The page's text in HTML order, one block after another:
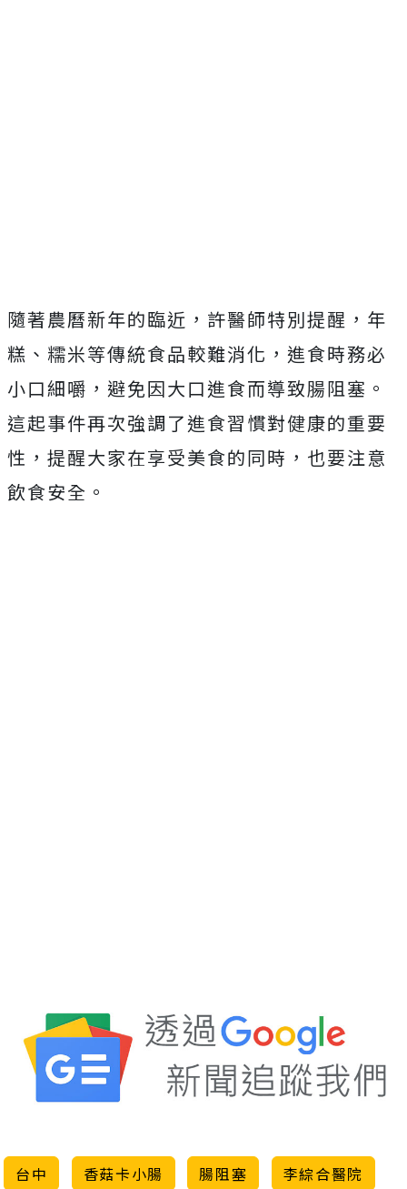
隨著農曆新年的臨近，許醫師特別提醒，年
糕、糯米等傳統食品較難消化，進食時務必
小口細嚼，避免因大口進食而導致腸阻塞。
這起事件再次強調了進食習慣對健康的重要
性，提醒大家在享受美食的同時，也要注意
飲食安全。
台中 香菇卡小腸 腸阻塞
李綜合醫院